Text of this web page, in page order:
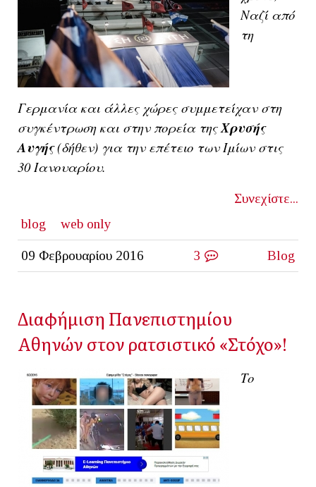
Ναζί από
τη
Γερμανία και άλλες χώρες συμμετείχαν στη
συγκέντρωση και στην πορεία τηςΧρυσής
Αυγής(δήθεν) για την επέτειο των Ιμίων στις
30 Ιανουαρίου.
Συνεχίστε...
blog
web only
09 Φεβρουαρίου 2016 3 Blog
Διαφήμιση Πανεπιστημίου
Αθηνών στον ρατσιστικό «Στόχο»!
Το